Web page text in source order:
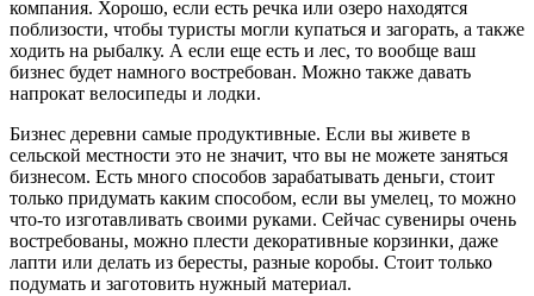
компания. Хорошо, если есть речка или озеро находятся
поблизости, чтобы туристы могли купаться и загорать, а также
ходить на рыбалку. А если еще есть и лес, то вообще ваш
бизнес будет намного востребован. Можно также давать
напрокат велосипеды и лодки.
Бизнес деревни самые продуктивные. Если вы живете в
сельской местности это не значит, что вы не можете заняться
бизнесом. Есть много способов зарабатывать деньги, стоит
только придумать каким способом, если вы умелец, то можно
что-то изготавливать своими руками. Сейчас сувениры очень
востребованы, можно плести декоративные корзинки, даже
лапти или делать из бересты, разные коробы. Стоит только
подумать и заготовить нужный материал.